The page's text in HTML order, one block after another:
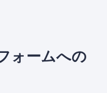
ォームへの